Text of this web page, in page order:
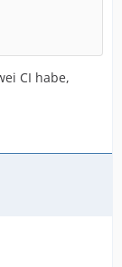
CI habe,